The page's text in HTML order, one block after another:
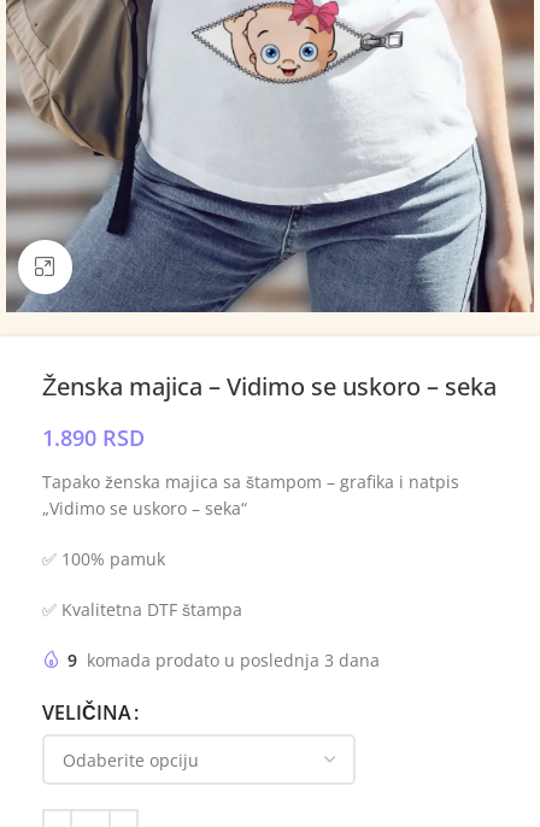
Click to enlarge
Ženska majica – Vidimo se uskoro – seka
1.890 RSD
Tapako ženska majica sa štampom – grafika i natpis
„Vidimo se uskoro – seka“
✅ 100% pamuk
✅ Kvalitetna DTF štampa
9 komada prodato u poslednja 3 dana
VELIČINA